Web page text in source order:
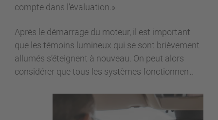
compte dans l’évaluation.»
Après le démarrage du moteur, il est important
que les témoins lumineux qui se sont brièvement
allumés s’éteignent à nouveau. On peut alors
considérer que tous les systèmes fonctionnent.